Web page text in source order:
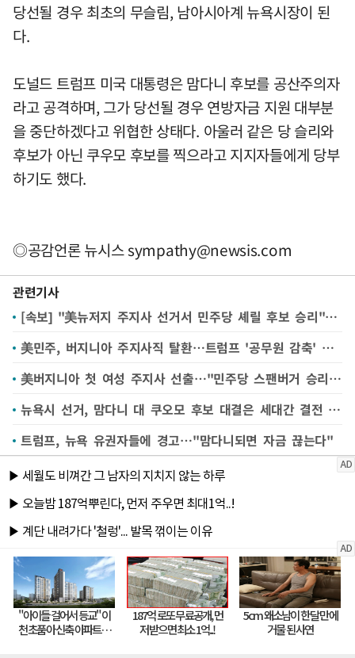
당선될 경우 최초의 무슬림, 남아시아계 뉴욕시장이 된
다.
도널드 트럼프 미국 대통령은 맘다니 후보를 공산주의자
라고 공격하며, 그가 당선될 경우 연방자금 지원 대부분
을 중단하겠다고 위협한 상태다. 아울러 같은 당 슬리와
후보가 아닌 쿠우모 후보를 찍으라고 지지자들에게 당부
하기도 했다.
◎공감언론 뉴시스sympathy@newsis.com
관련기사
[속보] "美뉴저지 주지사 선거서 민주당 셰릴 후보 승리" CNN
美민주, 버지니아 주지사직 탈환…트럼프 '공무원 감축' 반감?(종합)
美버지니아 첫 여성 주지사 선출…"민주당 스팬버거 승리" AP
뉴욕시 선거, 맘다니 대 쿠오모 후보 대결은 세대간 결전 --AP 투표분석
트럼프, 뉴욕 유권자들에 경고…"맘다니되면 자금 끊는다"